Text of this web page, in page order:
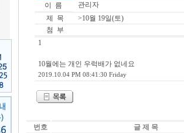
이 름
관리자
제 목
>10월 19일(토)
첨 부
1
10월에는 개인 우럭배가 없네요
2019.10.04 PM 08:41:30 Friday
번호 글 제 목